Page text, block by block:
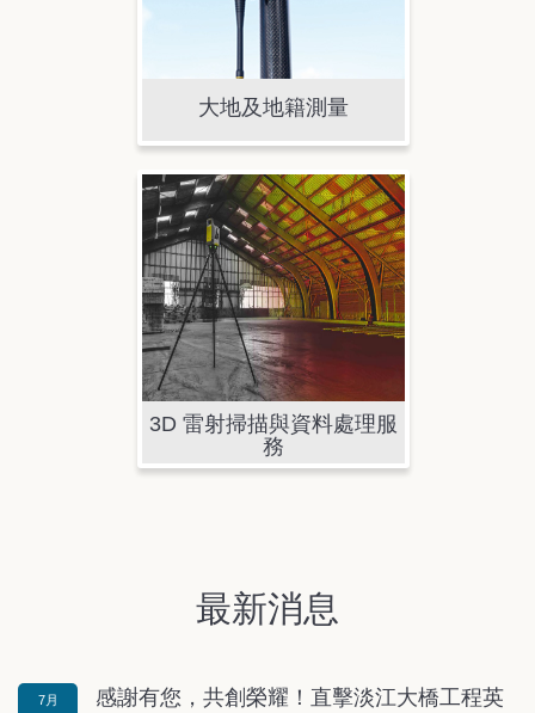
大地及地籍測量
3D 雷射掃描與資料處理服
務
最新消息
7月
感謝有您，共創榮耀！直擊淡江大橋工程英